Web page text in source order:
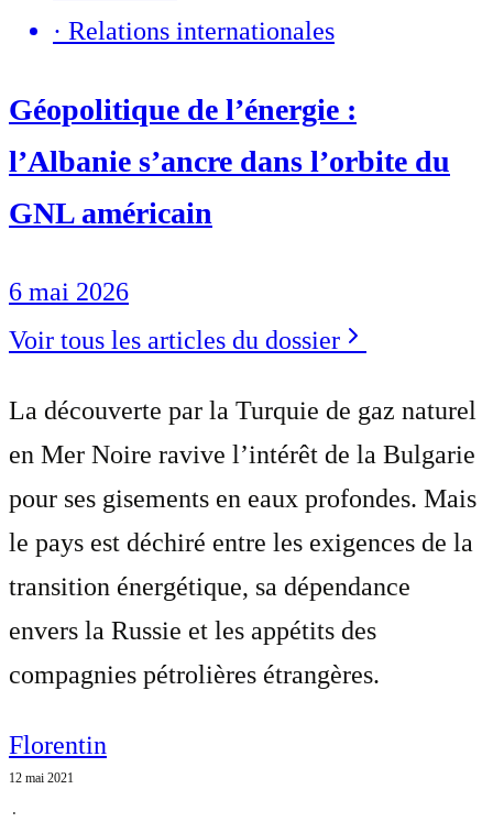
· Relations internationales
Géopolitique de l’énergie :
l’Albanie s’ancre dans l’orbite du
GNL américain
6 mai 2026
Voir tous les articles du dossier
La découverte par la Turquie de gaz naturel
en Mer Noire ravive l’intérêt de la Bulgarie
pour ses gisements en eaux profondes. Mais
le pays est déchiré entre les exigences de la
transition énergétique, sa dépendance
envers la Russie et les appétits des
compagnies pétrolières étrangères.
Florentin
12 mai 2021
⋅